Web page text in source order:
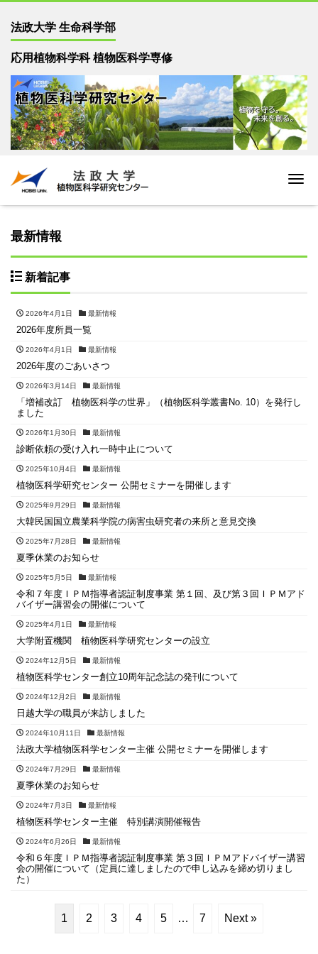
法政大学 生命科学部
応用植物科学科 植物医科学専修
最新情報
新着記事
2026年4月1日 最新情報
2026年度所員一覧
2026年4月1日 最新情報
2026年度のごあいさつ
2026年3月14日 最新情報
「増補改訂 植物医科学の世界」（植物医科学叢書No. 10）を発行し
ました
2026年1月30日 最新情報
診断依頼の受け入れ一時中止について
2025年10月4日 最新情報
植物医科学研究センター 公開セミナーを開催します
2025年9月29日 最新情報
大韓民国国立農業科学院の病害虫研究者の来所と意見交換
2025年7月28日 最新情報
夏季休業のお知らせ
2025年5月5日 最新情報
令和７年度ＩＰＭ指導者認証制度事業 第１回、及び第３回ＩＰＭアド
バイザー講習会の開催について
2025年4月1日 最新情報
大学附置機関 植物医科学研究センターの設立
2024年12月5日 最新情報
植物医科学センター創立10周年記念誌の発刊について
2024年12月2日 最新情報
日越大学の職員が来訪しました
2024年10月11日 最新情報
法政大学植物医科学センター主催 公開セミナーを開催します
2024年7月29日 最新情報
夏季休業のお知らせ
2024年7月3日 最新情報
植物医科学センター主催 特別講演開催報告
2024年6月26日 最新情報
令和６年度ＩＰＭ指導者認証制度事業 第３回ＩＰＭアドバイザー講習
会の開催について（定員に達しましたので申し込みを締め切りまし
た）
1 2 3 4 5 … 7 Next »